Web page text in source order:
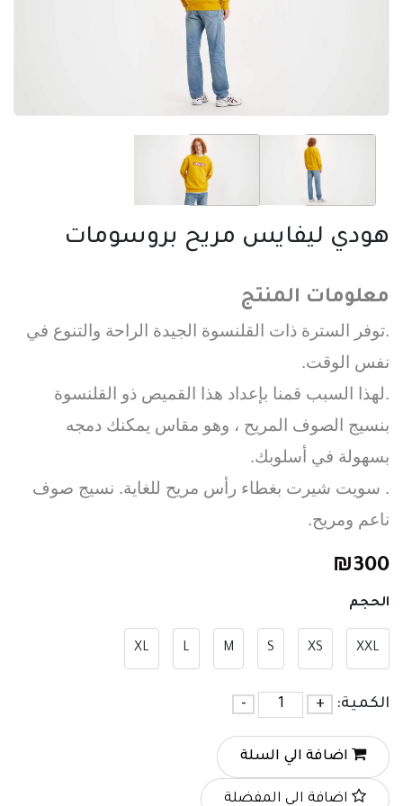
هودي ليفايس مريح بروسومات
معلومات المنتج
.توفر السترة ذات القلنسوة الجيدة الراحة والتنوع في
نفس الوقت.
.لهذا السبب قمنا بإعداد هذا القميص ذو القلنسوة
بنسيج الصوف المريح ، وهو مقاس يمكنك دمجه
بسهولة في أسلوبك.
. سويت شيرت بغطاء رأس مريح للغاية. نسيج صوف
ناعم ومريح.
₪300
الحجم
XXL
XS
S
M
L
XL
الكمية: +
-
اضافة الي السلة
اضافة الي المفضلة